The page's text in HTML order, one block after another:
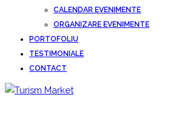
CALENDAR EVENIMENTE
ORGANIZARE EVENIMENTE
PORTOFOLIU
TESTIMONIALE
CONTACT